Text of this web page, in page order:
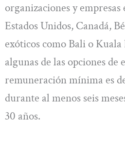
organizaciones y
Estados Unidos, Canadá,
exóticos como Bali o
algunas de las opciones de
remuneración mínima es
durante al menos seis
30 años.